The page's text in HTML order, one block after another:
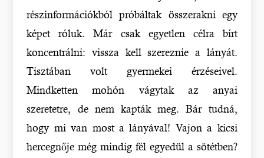
részinformációkból próbáltak összerakni egy
képet róluk. Már csak egyetlen célra bírt
koncentrálni: vissza kell szereznie a lányát.
Tisztában volt gyermekei érzéseivel.
Mindketten mohón vágytak az anyai
szeretetre, de nem kapták meg. Bár tudná,
hogy mi van most a lányával! Vajon a kicsi
hercegnője még mindig fél egyedül a sötétben?